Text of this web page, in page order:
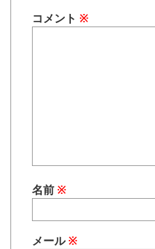
コメント ※
名前 ※
メール※